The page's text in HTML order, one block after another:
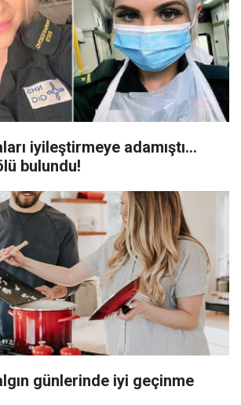
iyileştirmeye adamıştı...
bulundu!
günlerinde iyi geçinme